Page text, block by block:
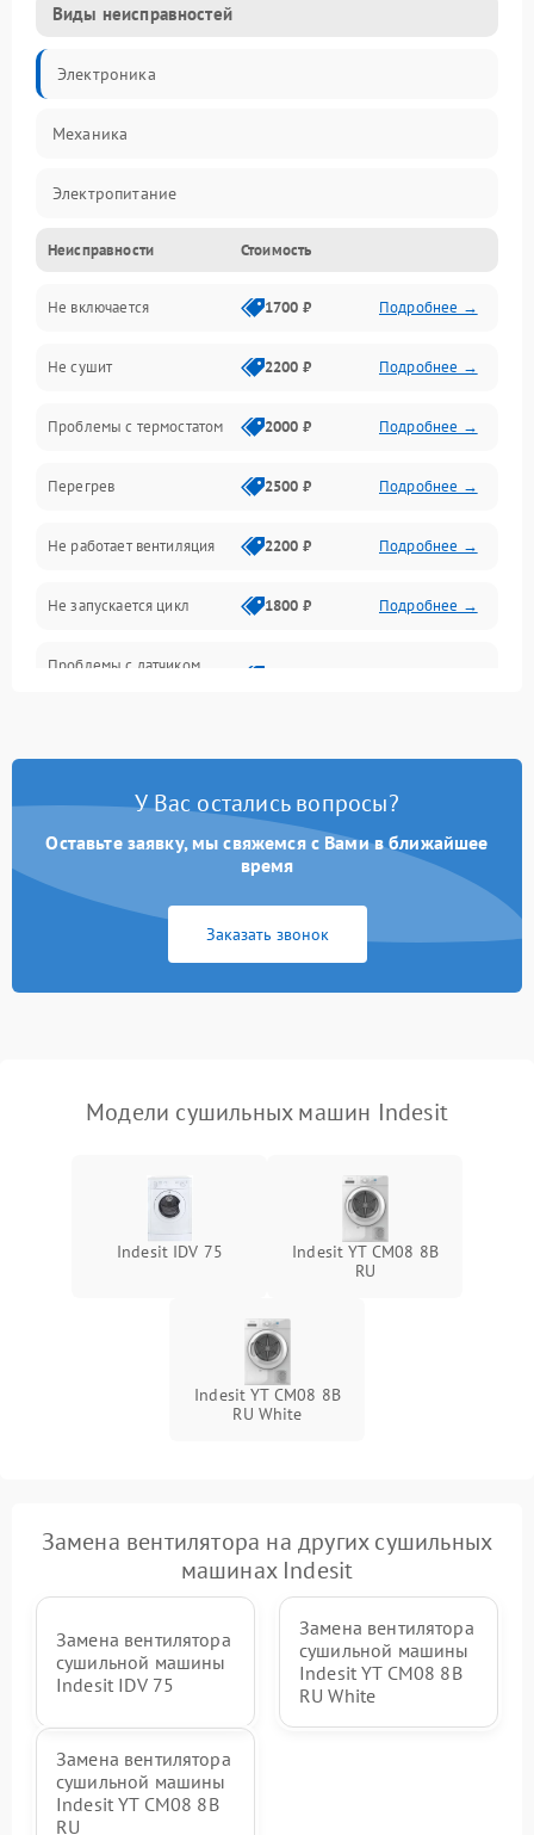
Виды неисправностей
Электроника
Механика
Электропитание
Нагрев
Механические повреждения
Оптика
Программное обеспечение
Датчики
Безопасность
Неисправности Стоимость
Не включается 1700 ₽ Подробнее →
Не сушит 2200 ₽ Подробнее →
Проблемы с термостатом 2000 ₽ Подробнее →
Перегрев 2500 ₽ Подробнее →
Не работает вентиляция 2200 ₽ Подробнее →
Не запускается цикл 1800 ₽ Подробнее →
Проблемы с датчиком
Проблемы с блоком
1800 ₽ Подробнее →
Не завершает программу Подробнее →
1500 ₽ Подробнее →
У Вас остались вопросы?
Оставьте заявку, мы свяжемся с Вами в ближайшее
время
Заказать звонок
Модели сушильных машин Indesit
Indesit IDV 75
Indesit YT CM08 8B
RU
Indesit YT CM08 8B
RU White
Замена вентилятора на других сушильных
машинах Indesit
Замена вентилятора
сушильной машины
Indesit IDV 75
Замена вентилятора
сушильной машины
Indesit YT CM08 8B
RU White
Замена вентилятора
сушильной машины
Indesit YT CM08 8B
RU